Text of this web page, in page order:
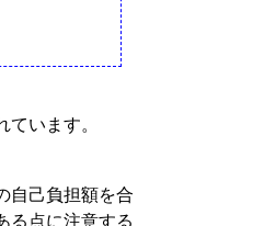
います。
自己負担額を合
る点に注意する